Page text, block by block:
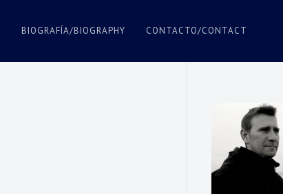
BIOGRAFÍA/BIOGRAPHY CONTACTO/CONTACT